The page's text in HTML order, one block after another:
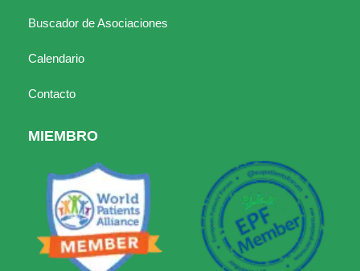
Buscador de Asociaciones
Calendario
Contacto
MIEMBRO